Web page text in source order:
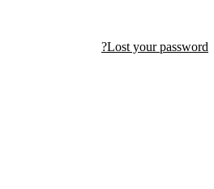
Lost your password?